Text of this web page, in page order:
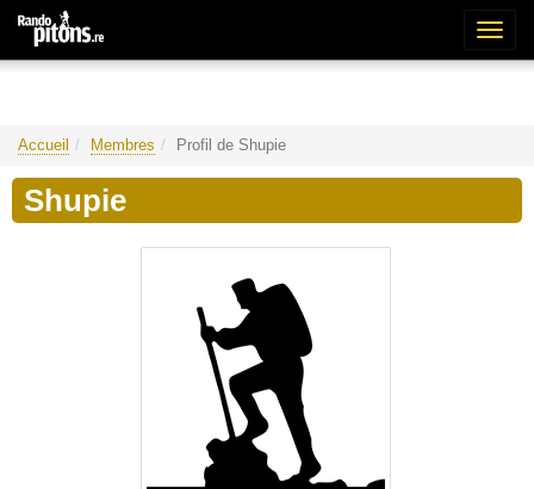
Accueil Membres Profil de Shupie
Shupie